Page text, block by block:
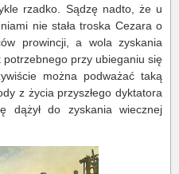
rzadko. Sądzę nadto, że u
nie stała troska Cezara o
prowincji, a wola zyskania
potrzebnego przy ubieganiu się
można podważać taką
z życia przyszłego dyktatora
dążył do zyskania wiecznej